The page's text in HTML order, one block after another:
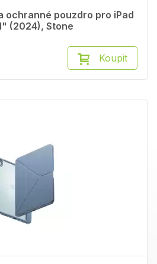
ochranné pouzdro pro iPad
(2024), Stone
Koupit